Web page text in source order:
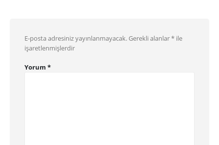
E-posta adresiniz yayınlanmayacak. Gerekli alanlar* ile
işaretlenmişlerdir
Yorum *